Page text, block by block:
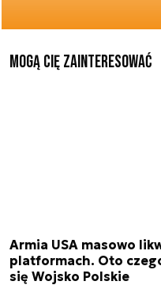
Mogą Cię zainteresować
Armia USA masowo
platformach. Oto
się Wojsko Polskie